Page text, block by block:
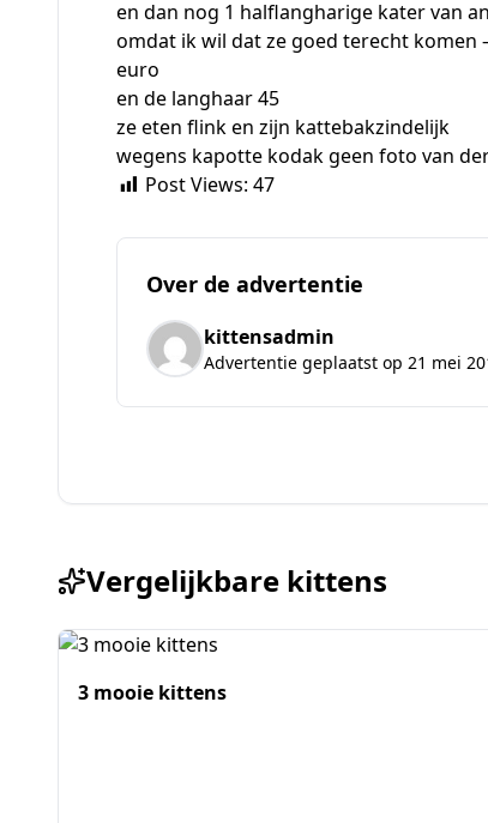
en dan nog 1 halflangharige kater van
omdat ik wil dat ze goed terecht komen
euro
en de langhaar 45
ze eten flink en zijn kattebakzindelijk
wegens kapotte kodak geen foto van
Post Views: 47
Over de advertentie
kittensadmin
Advertentie geplaatst op 21 mei
Vergelijkbare kittens
3 mooie kittens